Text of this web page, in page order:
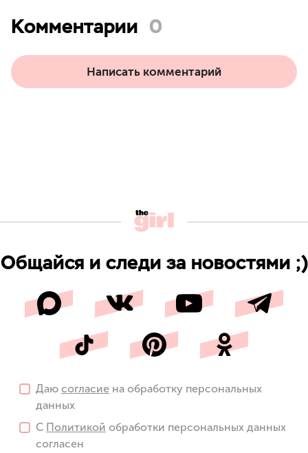
Комментарии 0
Написать комментарий
Общайся и следи за новостями ;)
Даю согласие на обработку персональных
данных
С Политикой обработки персональных данных
согласен